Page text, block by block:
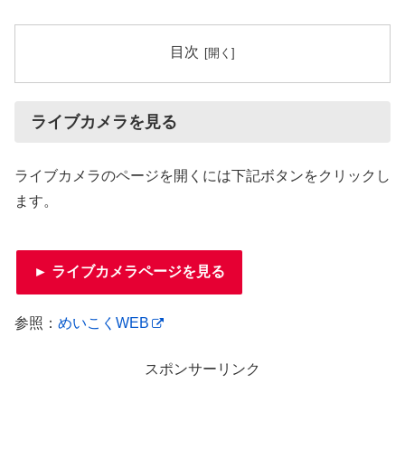
目次
ライブカメラを見る
ライブカメラのページを開くには下記ボタンをクリックし
ます。
► ライブカメラページを見る
参照： めいこくWEB
スポンサーリンク